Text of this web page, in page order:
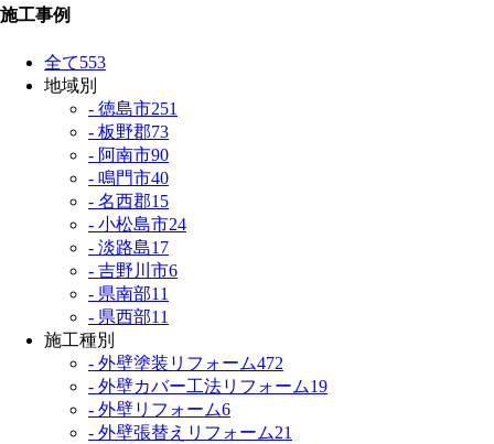
施工事例
全て553
地域別
- 徳島市251
- 板野郡73
- 阿南市90
- 鳴門市40
- 名西郡15
- 小松島市24
- 淡路島17
- 吉野川市6
- 県南部11
- 県西部11
施工種別
- 外壁塗装リフォーム472
- 外壁カバー工法リフォーム19
- 外壁リフォーム6
- 外壁張替えリフォーム21